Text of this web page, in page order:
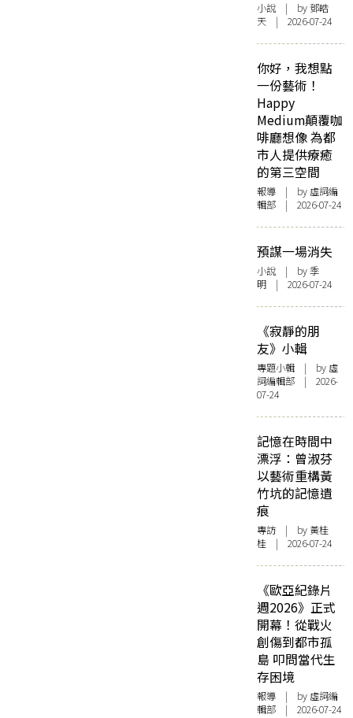
小說 | by 鄧皓
天 | 2026-07-24
你好，我想點
一份藝術！
Happy
Medium顛覆咖
啡廳想像 為都
市人提供療癒
的第三空間
報導 | by 虛詞編
輯部 | 2026-07-24
預謀一場消失
小說 | by 季
明 | 2026-07-24
《寂靜的朋
友》小輯
專題小輯 | by 虛
詞編輯部 | 2026-
07-24
記憶在時間中
漂浮：曾淑芬
以藝術重構黃
竹坑的記憶遺
痕
專訪 | by 黃桂
桂 | 2026-07-24
《歐亞紀錄片
週2026》正式
開幕！從戰火
創傷到都市孤
島 叩問當代生
存困境
報導 | by 虛詞編
輯部 | 2026-07-24